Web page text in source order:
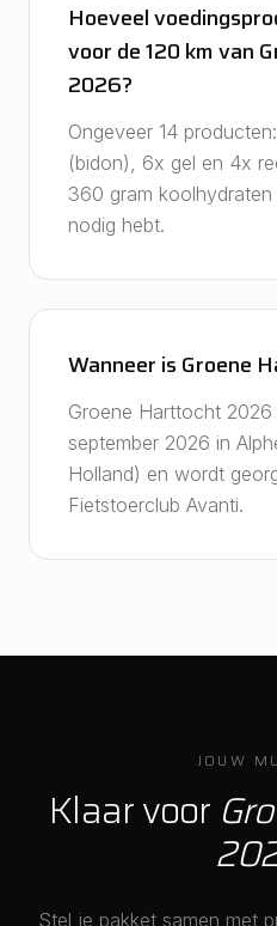
Hoeveel
voor de 120 km van
2026?
Ongeveer 14
(bidon), 6x gel en 4x
360 gram
nodig hebt.
Wanneer is Groene
Groene Harttocht 2026
september 2026 in
Holland) en wordt
Fietstoerclub Avanti.
JOUW
Klaar voor
Stel je pakket samen met